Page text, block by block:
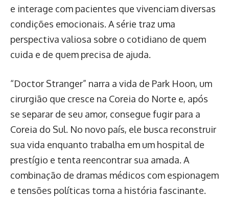
e interage com pacientes que vivenciam diversas
condições emocionais. A série traz uma
perspectiva valiosa sobre o cotidiano de quem
cuida e de quem precisa de ajuda.
“Doctor Stranger” narra a vida de Park Hoon, um
cirurgião que cresce na Coreia do Norte e, após
se separar de seu amor, consegue fugir para a
Coreia do Sul. No novo país, ele busca reconstruir
sua vida enquanto trabalha em um hospital de
prestígio e tenta reencontrar sua amada. A
combinação de dramas médicos com espionagem
e tensões políticas torna a história fascinante.